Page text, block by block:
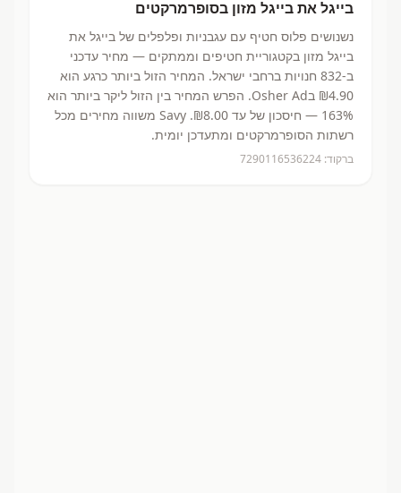
בייגל את בייגל מזון בסופרמרקטים
נשנושים פלוס חטיף עם עגבניות ופלפלים של בייגל את
בייגל מזון בקטגוריית חטיפים וממתקים — מחיר עדכני
ב-832 חנויות ברחבי ישראל. המחיר הזול ביותר כרגע הוא
₪4.90 בOsher Ad.
הפרש המחיר בין הזול ליקר ביותר הוא
163% — חיסכון של עד ₪8.00.
Savy משווה מחירים מכל
רשתות הסופרמרקטים ומתעדכן יומית.
ברקוד: 7290116536224